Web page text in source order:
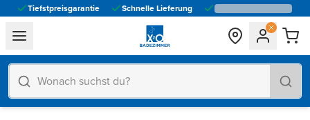
Tiefstpreisgarantie Schnelle Lieferung
general.navigation.toggle_menu.label